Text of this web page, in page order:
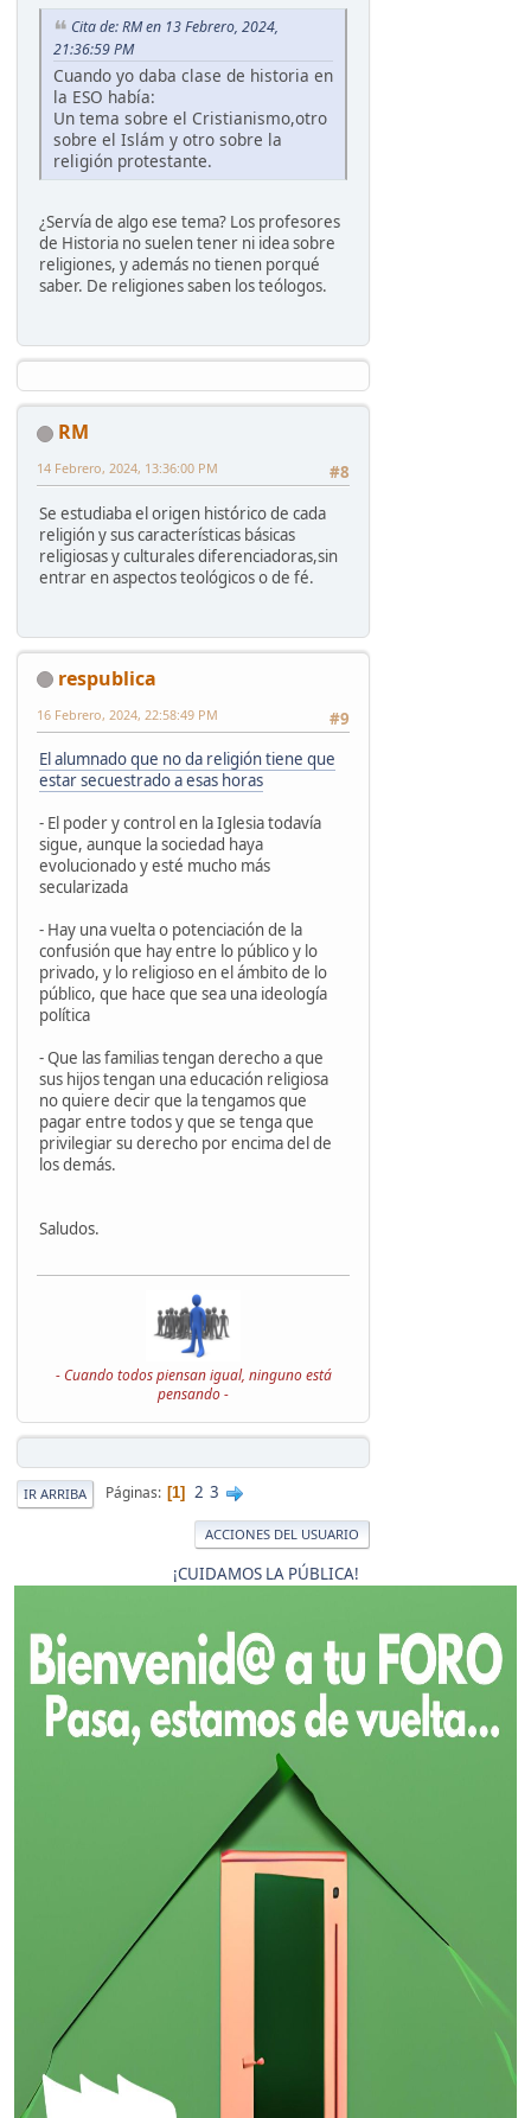
Cita de: RM en 13 Febrero, 2024,
21:36:59 PM
Cuando yo daba clase de historia en
la ESO había:
Un tema sobre el Cristianismo,otro
sobre el Islám y otro sobre la
religión protestante.
¿Servía de algo ese tema? Los profesores
de Historia no suelen tener ni idea sobre
religiones, y además no tienen porqué
saber. De religiones saben los teólogos.
RM
#8
14 Febrero, 2024, 13:36:00 PM
Se estudiaba el origen histórico de cada
religión y sus características básicas
religiosas y culturales diferenciadoras,sin
entrar en aspectos teológicos o de fé.
respublica
#9
16 Febrero, 2024, 22:58:49 PM
El alumnado que no da religión tiene que
estar secuestrado a esas horas
- El poder y control en la Iglesia todavía
sigue, aunque la sociedad haya
evolucionado y esté mucho más
secularizada
- Hay una vuelta o potenciación de la
confusión que hay entre lo público y lo
privado, y lo religioso en el ámbito de lo
público, que hace que sea una ideología
política
- Que las familias tengan derecho a que
sus hijos tengan una educación religiosa
no quiere decir que la tengamos que
pagar entre todos y que se tenga que
privilegiar su derecho por encima del de
los demás.
Saludos.
- Cuando todos piensan igual, ninguno está
pensando -
IR ARRIBA Páginas 1 2 3
ACCIONES DEL USUARIO
¡CUIDAMOS LA PÚBLICA!